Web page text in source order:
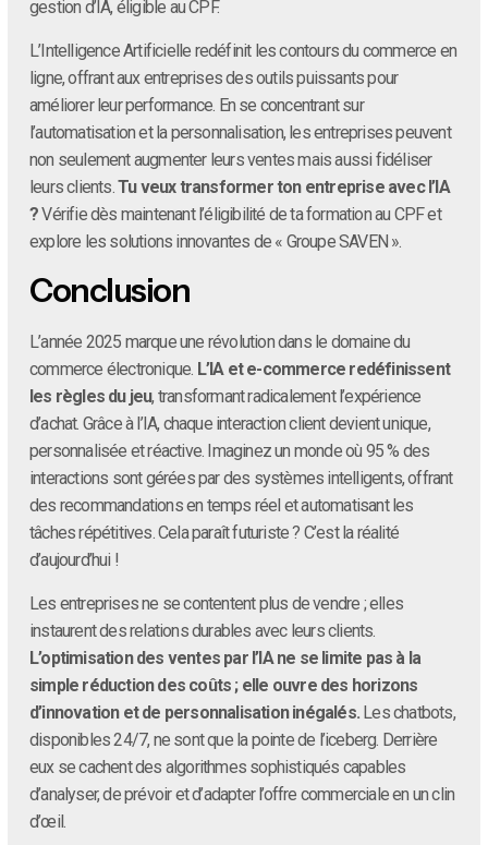
gestion d’IA, éligible au CPF.
L’Intelligence Artificielle redéfinit les contours du commerce en
ligne, offrant aux entreprises des outils puissants pour
améliorer leur performance. En se concentrant sur
l’automatisation et la personnalisation, les entreprises peuvent
non seulement augmenter leurs ventes mais aussi fidéliser
leurs clients. Tu veux transformer ton entreprise avec l’IA
?Vérifie dès maintenant l’éligibilité de ta formation au CPF et
explore les solutions innovantes de « Groupe SAVEN ».
Conclusion
L’année 2025 marque une révolution dans le domaine du
commerce électronique. L’IA et e-commerce redéfinissent
les règles du jeu, transformant radicalement l’expérience
d’achat. Grâce à l’IA, chaque interaction client devient unique,
personnalisée et réactive. Imaginez un monde où 95 % des
interactions sont gérées par des systèmes intelligents, offrant
des recommandations en temps réel et automatisant les
tâches répétitives. Cela paraît futuriste ? C’est la réalité
d’aujourd’hui !
Les entreprises ne se contentent plus de vendre ; elles
instaurent des relations durables avec leurs clients.
L’optimisation des ventes par l’IA ne se limite pas à la
simple réduction des coûts ; elle ouvre des horizons
d’innovation et de personnalisation inégalés. Les chatbots,
disponibles 24/7, ne sont que la pointe de l’iceberg. Derrière
eux se cachent des algorithmes sophistiqués capables
d’analyser, de prévoir et d’adapter l’offre commerciale en un clin
d’œil.